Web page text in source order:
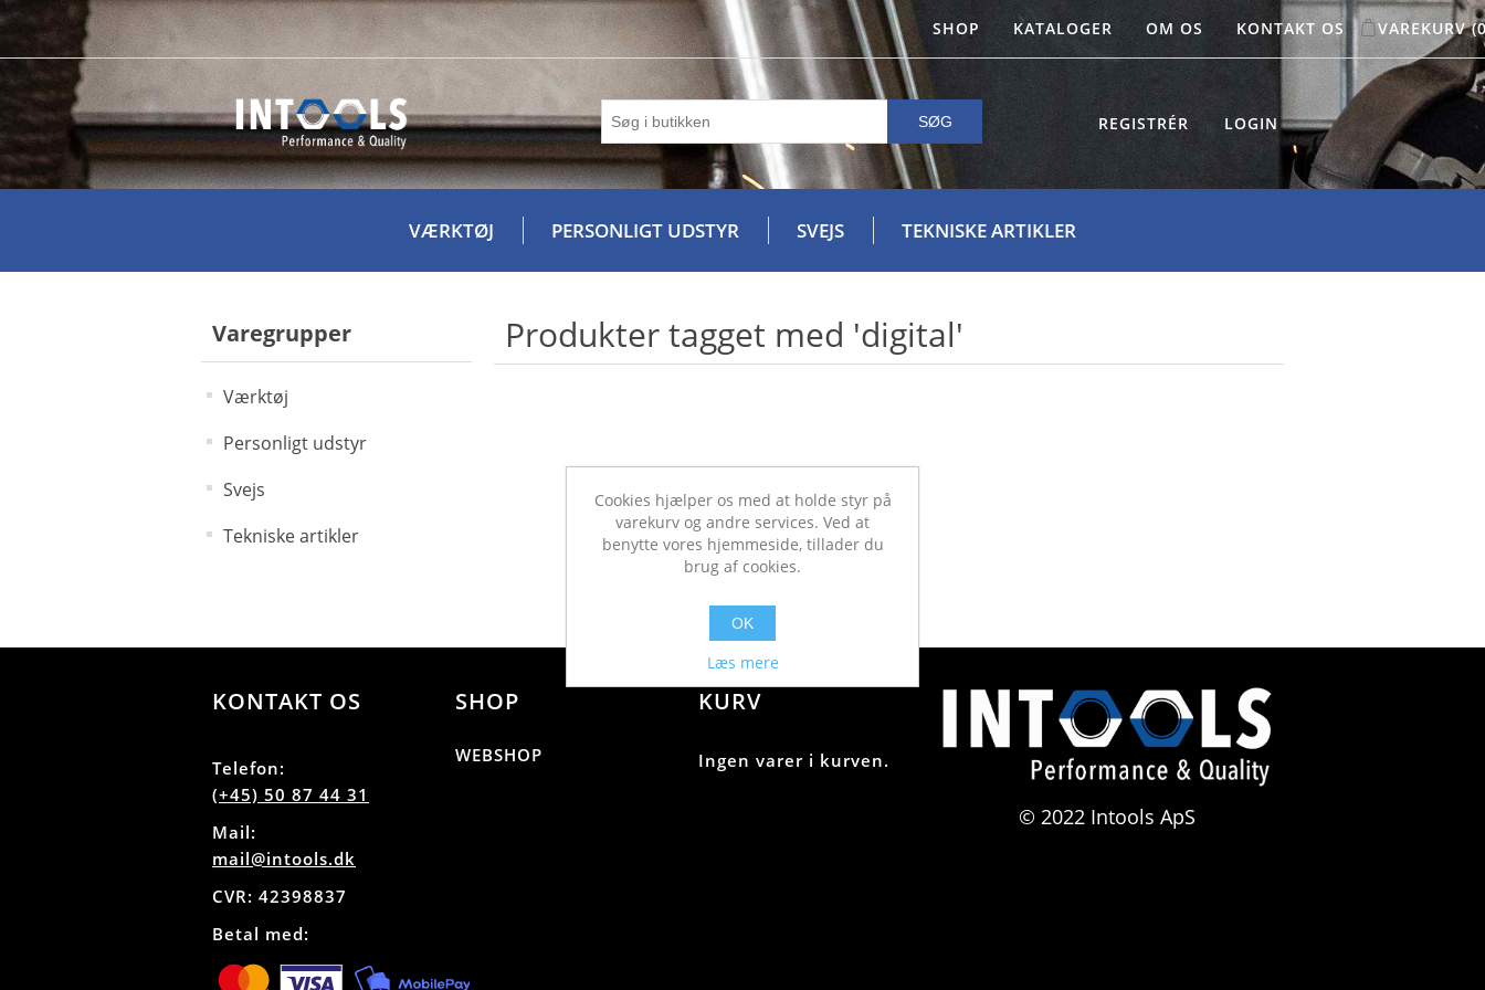
SHOP KATALOGER OM OS KONTAKT OS VAREKURV
SØG REGISTRÉR LOGIN
VÆRKTØJ PERSONLIGT UDSTYR SVEJS TEKNISKE ARTIKLER
Varegrupper
Værktøj
Personligt udstyr
Svejs
Tekniske artikler
Produkter tagget med 'digital'
KONTAKT OS
Telefon:
(+45) 50 87 44 31
Mail:
mail@intools.dk
CVR: 42398837
Betal med:
SHOP
WEBSHOP
KURV
Ingen varer i kurven.
© 2022 Intools ApS
Cookies hjælper os med at holde styr på
varekurv og andre services. Ved at
benytte vores hjemmeside, tillader du
brug af cookies.
OK
Læs mere